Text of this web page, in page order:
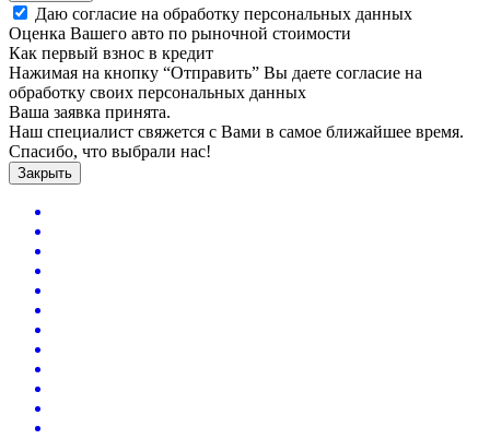
Даю согласие на обработку персональных данных
Оценка Вашего авто по рыночной стоимости
Как первый взнос в кредит
Нажимая на кнопку “Отправить” Вы даете согласие на
обработку своих персональных данных
Ваша заявка принята.
Наш специалист свяжется с Вами в самое ближайшее время.
Спасибо, что выбрали нас!
Закрыть